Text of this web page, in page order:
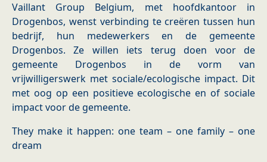
Vaillant Group Belgium, met hoofdkantoor in
Drogenbos, wenst verbinding te creëren tussen hun
bedrijf, hun medewerkers en de gemeente
Drogenbos. Ze willen iets terug doen voor de
gemeente Drogenbos in de vorm van
vrijwilligerswerk met sociale/ecologische impact. Dit
met oog op een positieve ecologische en of sociale
impact voor de gemeente.
They make it happen: one team – one family – one
dream